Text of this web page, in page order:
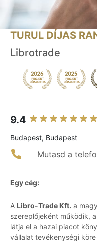
TURUL DÍJAS
Librotrade
9.4
Budapest, Budapest
Mutasd a
Egy cég:
A Libro-Trade Kft. a
szereplőjeként működik,
látja el a hazai piacot
vállalat tevékenységi